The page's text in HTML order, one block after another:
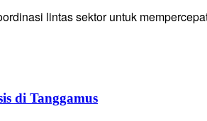
lintas sektor untuk
di Tanggamus